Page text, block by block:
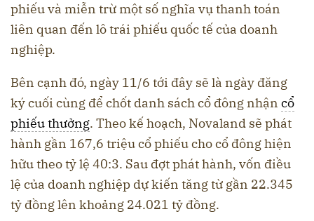
phiếu và miễn trừ một số nghĩa vụ thanh toán
liên quan đến lô trái phiếu quốc tế của doanh
nghiệp.
Bên cạnh đó, ngày 11/6 tới đây sẽ là ngày đăng
ký cuối cùng để chốt danh sách cổ đông nhận cổ
phiếu thưởng. Theo kế hoạch, Novaland sẽ phát
hành gần 167,6 triệu cổ phiếu cho cổ đông hiện
hữu theo tỷ lệ 40:3. Sau đợt phát hành, vốn điều
lệ của doanh nghiệp dự kiến tăng từ gần 22.345
tỷ đồng lên khoảng 24.021 tỷ đồng.